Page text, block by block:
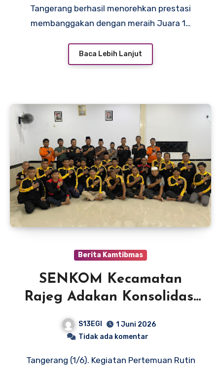
Tangerang berhasil menorehkan prestasi
membanggakan dengan meraih Juara 1…
Baca Lebih Lanjut
Berita Kamtibmas
SENKOM Kecamatan
Rajeg Adakan Konsolidasi
Rutin Bulanan
S13EGI
1 Juni 2026
Tidak ada komentar
Tangerang (1/6). Kegiatan Pertemuan Rutin